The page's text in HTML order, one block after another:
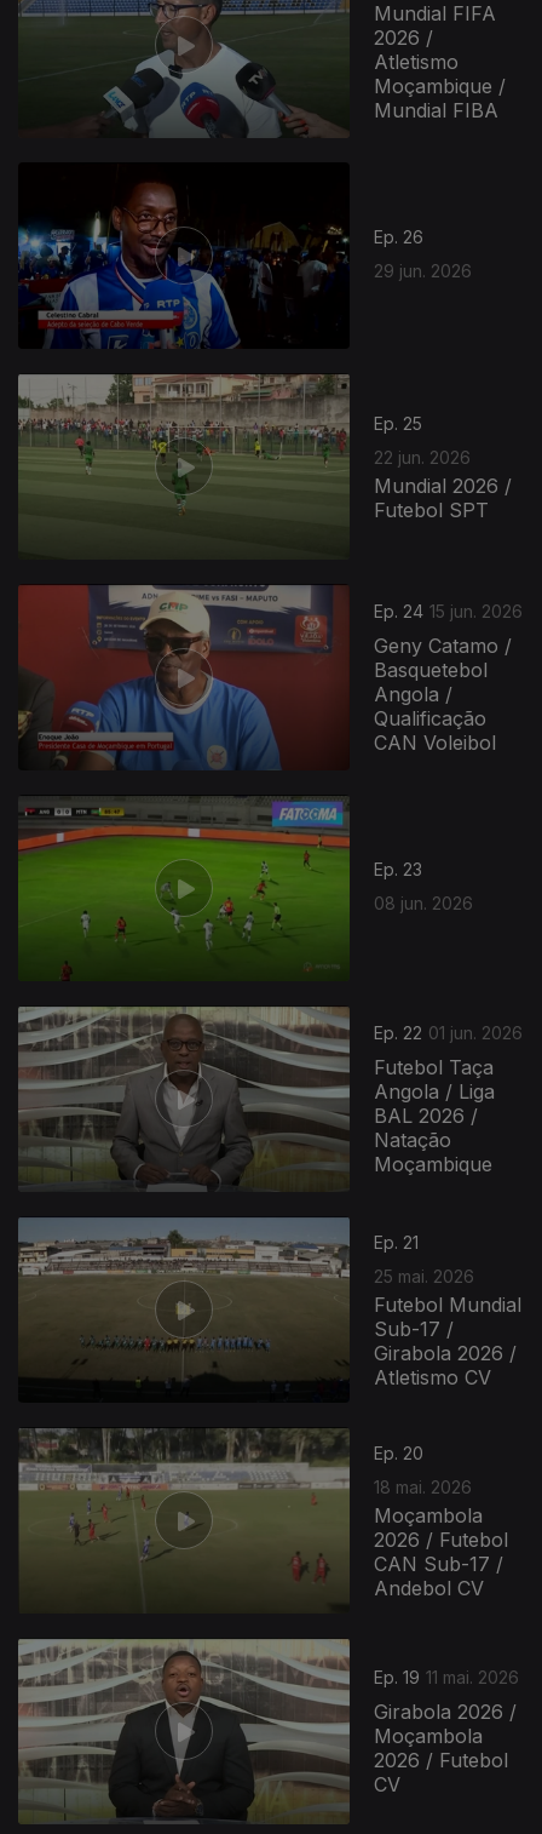
Mundial FIFA
2026 /
Atletismo
Moçambique /
Mundial FIBA
Ep. 26
29 jun. 2026
Ep. 25
22 jun. 2026
Mundial 2026 /
Futebol SPT
Ep. 24 15 jun. 2026
Geny Catamo /
Basquetebol
Angola /
Qualificação
CAN Voleibol
Ep. 23
08 jun. 2026
Ep. 22 01 jun. 2026
Futebol Taça
Angola / Liga
BAL 2026 /
Natação
Moçambique
Ep. 21
25 mai. 2026
Futebol Mundial
Sub-17 /
Girabola 2026 /
Atletismo CV
Ep. 20
18 mai. 2026
Moçambola
2026 / Futebol
CAN Sub-17 /
Andebol CV
Ep. 19 11 mai. 2026
Girabola 2026 /
Moçambola
2026 / Futebol
CV